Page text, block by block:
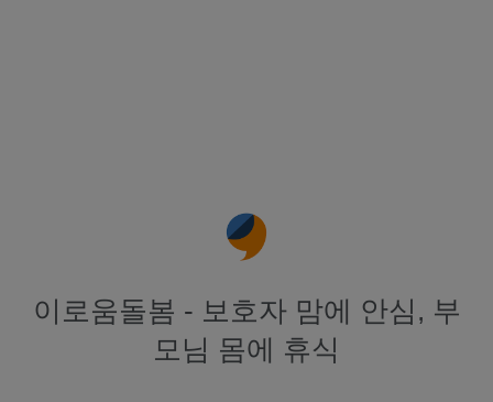
이로움돌봄 - 보호자 맘에 안심, 부
모님 몸에 휴식